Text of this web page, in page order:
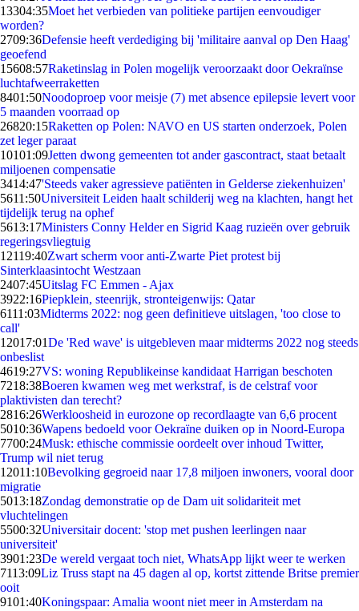
13304:35Moet het verbieden van politieke partijen eenvoudiger
worden?
2709:36Defensie heeft verdediging bij 'militaire aanval op Den Haag'
geoefend
15608:57Raketinslag in Polen mogelijk veroorzaakt door Oekraïnse
luchtafweerraketten
8401:50Noodoproep voor meisje (7) met absence epilepsie levert voor
5 maanden voorraad op
26820:15Raketten op Polen: NAVO en US starten onderzoek, Polen
zet leger paraat
10101:09Jetten dwong gemeenten tot ander gascontract, staat betaalt
miljoenen compensatie
3414:47'Steeds vaker agressieve patiënten in Gelderse ziekenhuizen'
5611:50Universiteit Leiden haalt schilderij weg na klachten, hangt het
tijdelijk terug na ophef
5613:17Ministers Conny Helder en Sigrid Kaag ruzieën over gebruik
regeringsvliegtuig
12119:40Zwart scherm voor anti-Zwarte Piet protest bij
Sinterklaasintocht Westzaan
2407:45Uitslag FC Emmen - Ajax
3922:16Piepklein, steenrijk, stronteigenwijs: Qatar
6111:03Midterms 2022: nog geen definitieve uitslagen, 'too close to
call'
12017:01De 'Red wave' is uitgebleven maar midterms 2022 nog steeds
onbeslist
4619:27VS: woning Republikeinse kandidaat Harrigan beschoten
7218:38Boeren kwamen weg met werkstraf, is de celstraf voor
plaktivisten dan terecht?
2816:26Werkloosheid in eurozone op recordlaagte van 6,6 procent
5010:36Wapens bedoeld voor Oekraïne duiken op in Noord-Europa
7700:24Musk: ethische commissie oordeelt over inhoud Twitter,
Trump wil niet terug
12011:10Bevolking gegroeid naar 17,8 miljoen inwoners, vooral door
migratie
5013:18Zondag demonstratie op de Dam uit solidariteit met
vluchtelingen
5500:32Universitair docent: 'stop met pushen leerlingen naar
universiteit'
3901:23De wereld vergaat toch niet, WhatsApp lijkt weer te werken
7113:09Liz Truss stapt na 45 dagen al op, kortst zittende Britse premier
ooit
9101:40Koningspaar: Amalia woont niet meer in Amsterdam na